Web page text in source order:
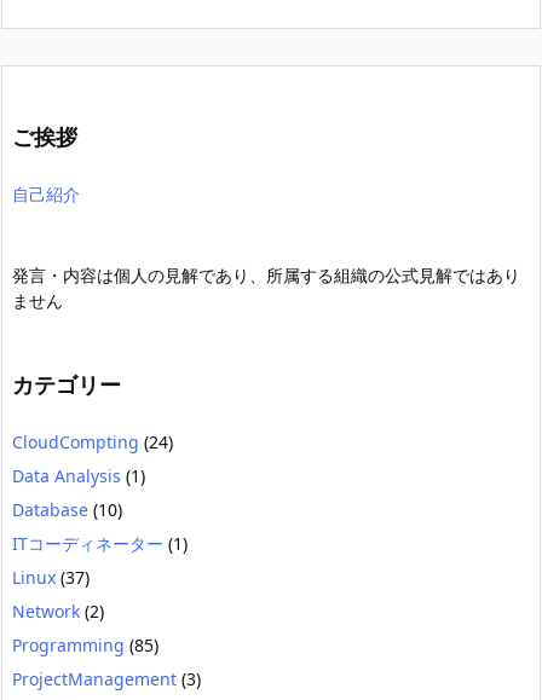
ご挨拶
自己紹介
発言・内容は個人の見解であり、所属する組織の公式見解ではあり
ません
カテゴリー
CloudCompting (24)
Data Analysis (1)
Database (10)
ITコーディネーター (1)
Linux (37)
Network (2)
Programming (85)
ProjectManagement (3)